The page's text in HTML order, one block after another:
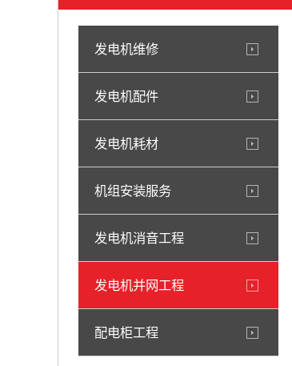
发电机维修
发电机配件
发电机耗材
机组安装服务
发电机消音工程
发电机并网工程
配电柜工程